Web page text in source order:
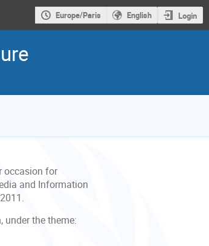
Europe/Paris English Login
occasion for
and Information
, under the theme: